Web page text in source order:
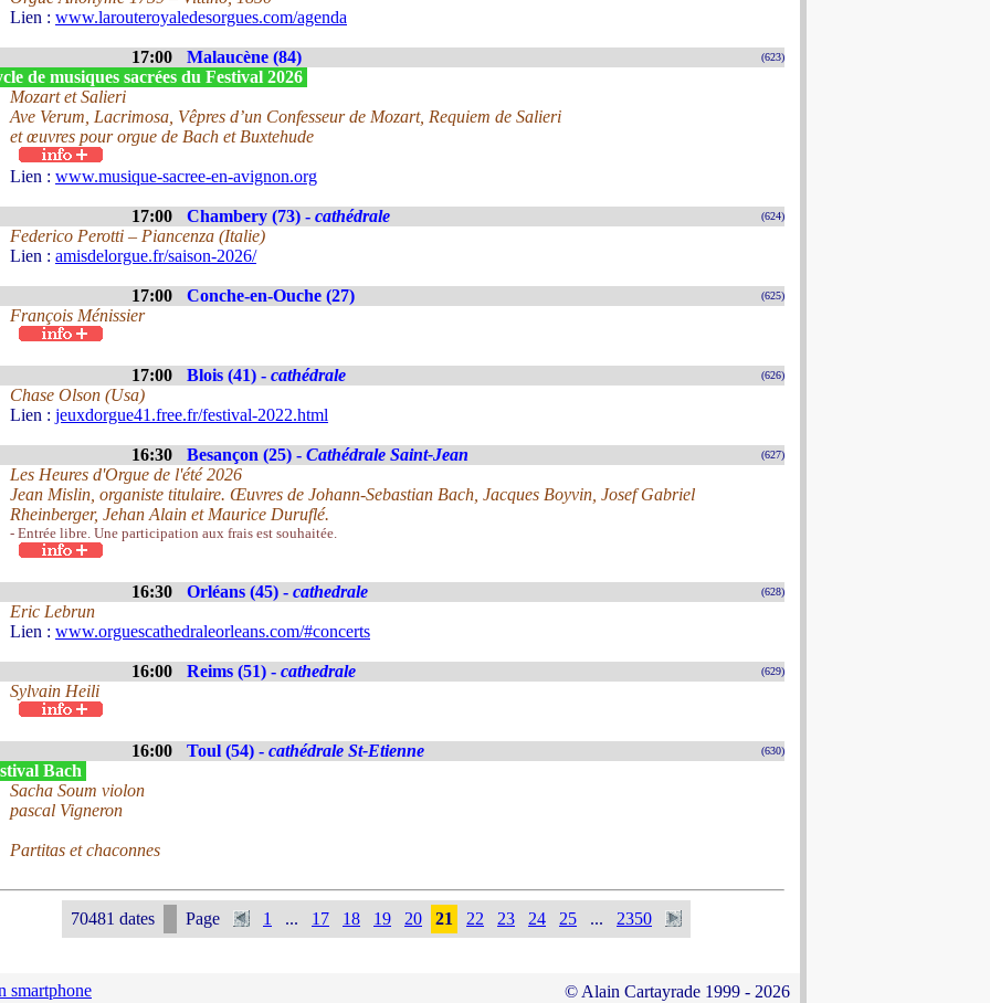
Lien : www.larouteroyaledesorgues.com/agenda
17:00 Malaucène (84) (623)
de musiques sacrées du Festival 2026
Mozart et Salieri
Ave Verum, Lacrimosa, Vêpres d’un Confesseur de Mozart, Requiem de Salieri
et œuvres pour orgue de Bach et Buxtehude
Lien : www.musique-sacree-en-avignon.org
17:00 Chambery (73) - cathédrale (624)
Federico Perotti – Piancenza (Italie)
Lien : amisdelorgue.fr/saison-2026/
17:00 Conche-en-Ouche (27) (625)
François Ménissier
17:00 Blois (41) - cathédrale (626)
Chase Olson (Usa)
Lien : jeuxdorgue41.free.fr/festival-2022.html
16:30 Besançon (25) - Cathédrale Saint-Jean (627)
Les Heures d'Orgue de l'été 2026
Jean Mislin, organiste titulaire. Œuvres de Johann-Sebastian Bach, Jacques Boyvin, Josef Gabriel
Rheinberger, Jehan Alain et Maurice Duruflé.
- Entrée libre. Une participation aux frais est souhaitée.
16:30 Orléans (45) - cathedrale (628)
Eric Lebrun
Lien : www.orguescathedraleorleans.com/#concerts
16:00 Reims (51) - cathedrale (629)
Sylvain Heili
16:00 Toul (54) - cathédrale St-Etienne (630)
Bach
Sacha Soum violon
pascal Vigneron
Partitas et chaconnes
70481 dates Page 1 ... 17 18 19 20 21 22 23 24 25 ... 2350
smartphone © Alain Cartayrade 1999 - 2026